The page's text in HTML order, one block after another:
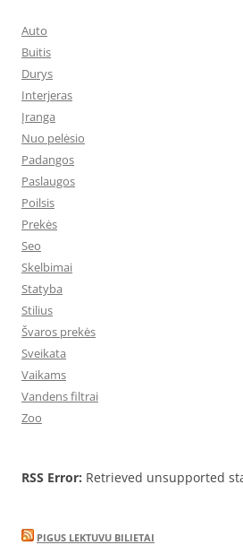
Auto
Buitis
Durys
Interjeras
Įranga
Nuo pelėsio
Padangos
Paslaugos
Poilsis
Prekės
Seo
Skelbimai
Statyba
Stilius
Švaros prekės
Sveikata
Vaikams
Vandens filtrai
Zoo
RSS Error: Retrieved unsupported
PIGUS LEKTUVU BILIETAI